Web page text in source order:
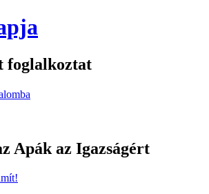
foglalkoztat
Apák az Igazságért